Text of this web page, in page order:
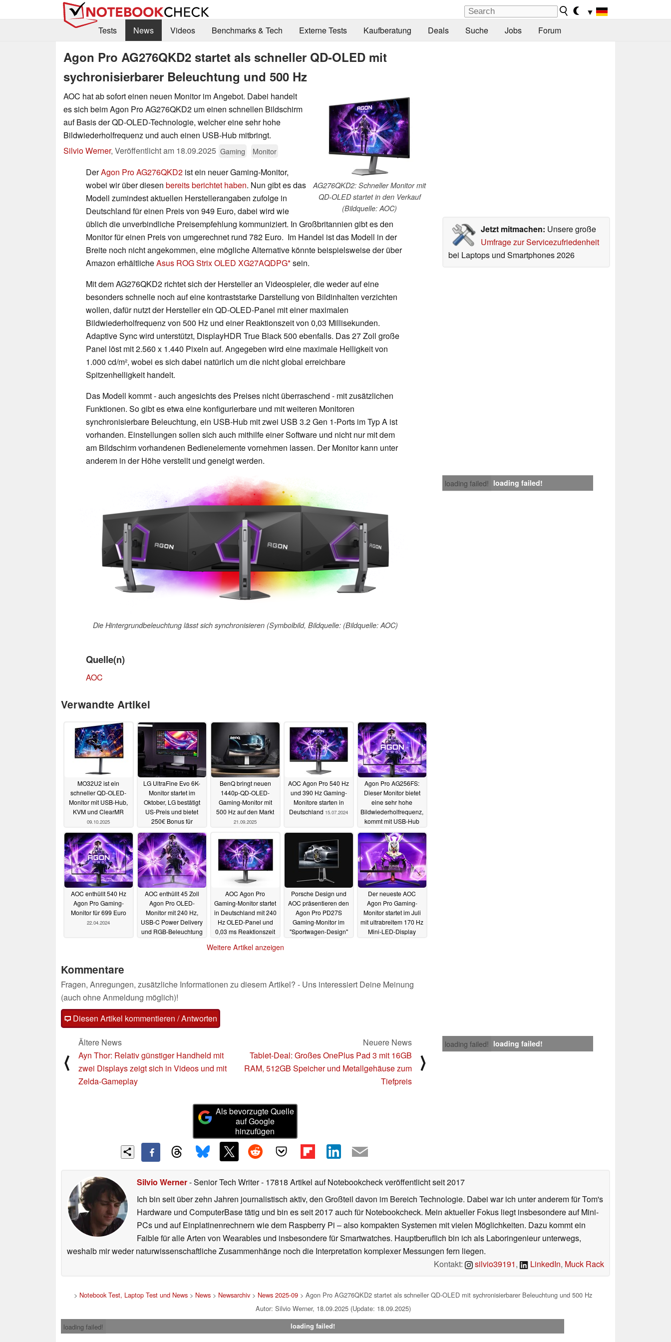
▼
Tests
News Videos Benchmarks & Tech Externe Tests Kaufberatung Deals Suche Jobs Forum
Agon Pro AG276QKD2 startet als schneller QD-OLED mit
sychronisierbarer Beleuchtung und 500 Hz
AG276QKD2: Schneller Monitor mit
QD-OLED startet in den Verkauf
(Bildquelle: AOC)
AOC hat ab sofort einen neuen Monitor im Angebot. Dabei handelt
es sich beim Agon Pro AG276QKD2 um einen schnellen Bildschirm
auf Basis der QD-OLED-Technologie, welcher eine sehr hohe
Bildwiederholfrequenz und auch einen USB-Hub mitbringt.
Silvio Werner, Veröffentlicht am 18.09.2025 Gaming Monitor
Jetzt mitmachen: Unsere große
Umfrage zur Servicezufriedenheit
bei Laptops und Smartphones 2026
DerAgon Pro AG276QKD2 ist ein neuer Gaming-Monitor,
wobei wir über diesen bereits berichtet haben. Nun gibt es das
Modell zumindest aktuellen Herstellerangaben zufolge in
Deutschland für einen Preis von 949 Euro, dabei wird wie
üblich die unverbindliche Preisempfehlung kommuniziert. In Großbritannien gibt es den
Monitor für einen Preis von umgerechnet rund 782 Euro. Im Handel ist das Modell in der
Breite noch nicht angekommen, eine mögliche Alternative könnte beispielsweise der über
Amazon erhältlicheAsus ROG Strix OLED XG27AQDPG sein.
Mit dem AG276QKD2 richtet sich der Hersteller an Videospieler, die weder auf eine
besonders schnelle noch auf eine kontraststarke Darstellung von Bildinhalten verzichten
wollen, dafür nutzt der Hersteller ein QD-OLED-Panel mit einer maximalen
Bildwiederholfrequenz von 500 Hz und einer Reaktionszeit von 0,03 Millisekunden.
Adaptive Sync wird unterstützt, DisplayHDR True Black 500 ebenfalls. Das 27 Zoll große
Panel löst mit 2.560 x 1.440 Pixeln auf. Angegeben wird eine maximale Helligkeit von
1.000 cd/m², wobei es sich dabei natürlich um die nicht global erreichbare
Spitzenhelligkeit handelt.
Das Modell kommt - auch angesichts des Preises nicht überraschend - mit zusätzlichen
Funktionen. So gibt es etwa eine konfigurierbare und mit weiteren Monitoren
synchronisierbare Beleuchtung, ein USB-Hub mit zwei USB 3.2 Gen 1-Ports im Typ A ist
vorhanden. Einstellungen sollen sich auch mithilfe einer Software und nicht nur mit dem
am Bildschirm vorhandenen Bedienelemente vornehmen lassen. Der Monitor kann unter
anderem in der Höhe verstellt und geneigt werden.
loading failed! loading failed!
Die Hintergrundbeleuchtung lässt sich synchronisieren (Symbolbild, Bildquelle: (Bildquelle: AOC)
Quelle(n)
AOC
Verwandte Artikel
MO32U2 ist ein
schneller QD-OLED-
Monitor mit USB-Hub,
KVM und ClearMR
09.10.2025
LG UltraFine Evo 6K-
Monitor startet im
Oktober, LG bestätigt
US-Preis und bietet
250€ Bonus für
29.09.2025
BenQ bringt neuen
1440p-QD-OLED-
Gaming-Monitor mit
500 Hz auf den Markt
21.09.2025
AOC Agon Pro 540 Hz
und 390 Hz Gaming-
Monitore starten in
Deutschland 15.07.2024
Agon Pro AG256FS:
Dieser Monitor bietet
eine sehr hohe
Bildwiederholfrequenz,
kommt mit USB-Hub
23.04.2024
AOC enthüllt 540 Hz
Agon Pro Gaming-
Monitor für 699 Euro
22.04.2024
AOC enthüllt 45 Zoll
Agon Pro OLED-
Monitor mit 240 Hz,
USB-C Power Delivery
und RGB-Beleuchtung
AOC Agon Pro
Gaming-Monitor startet
in Deutschland mit 240
Hz OLED-Panel und
0,03 ms Reaktionszeit
Porsche Design und
AOC präsentieren den
Agon Pro PD27S
Gaming-Monitor im
"Sportwagen-Design"
Der neueste AOC
Agon Pro Gaming-
Monitor startet im Juli
mit ultrabreitem 170 Hz
Mini-LED-Display
Weitere Artikel anzeigen
Kommentare
Fragen, Anregungen, zusätzliche Informationen zu diesem Artikel? - Uns interessiert Deine Meinung
(auch ohne Anmeldung möglich)!
Diesen Artikel kommentieren / Antworten
loading failed! loading failed!
⟨
Ältere News
Ayn Thor: Relativ günstiger Handheld mit
zwei Displays zeigt sich in Videos und mit
Zelda-Gameplay
Neuere News
Tablet-Deal: Großes OnePlus Pad 3 mit 16GB
RAM, 512GB Speicher und Metallgehäuse zum
Tiefpreis
⟩
Als bevorzugte Quelle
auf Google
hinzufügen
Silvio Werner- Senior Tech Writer- 17818 Artikel auf Notebookcheck veröffentlichtseit 2017
Ich bin seit über zehn Jahren journalistisch aktiv, den Großteil davon im Bereich Technologie. Dabei war ich unter anderem für Tom's
Hardware und ComputerBase tätig und bin es seit 2017 auch für Notebookcheck. Mein aktueller Fokus liegt insbesondere auf Mini-
PCs und auf Einplatinenrechnern wie dem Raspberry Pi – also kompakten Systemen mit vielen Möglichkeiten. Dazu kommt ein
Faible für alle Arten von Wearables und insbesondere für Smartwatches. Hauptberuflich bin ich als Laboringenieur unterwegs,
weshalb mir weder naturwissenschaftliche Zusammenhänge noch die Interpretation komplexer Messungen fern liegen.
Kontakt:
silvio39191, LinkedIn, Muck Rack
> Notebook Test, Laptop Test und News > News > Newsarchiv > News 2025-09 > Agon Pro AG276QKD2 startet als schneller QD-OLED mit sychronisierbarer Beleuchtung und 500 Hz
Autor: Silvio Werner, 18.09.2025 (Update: 18.09.2025)
loading failed!
loading failed!